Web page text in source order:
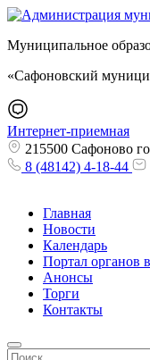
Муниципальное
«Сафоновский
Интернет-приемная
215500 Сафоново
8 (48142) 4-18-44
Главная
Новости
Календарь
Портал органов
Анонсы
Торги
Контакты